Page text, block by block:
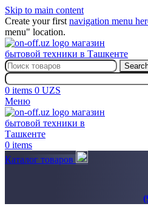
Skip to main content
Create your first navigation menu
menu" location.
0 items 0 UZS
Меню
0 items
Каталог товаров